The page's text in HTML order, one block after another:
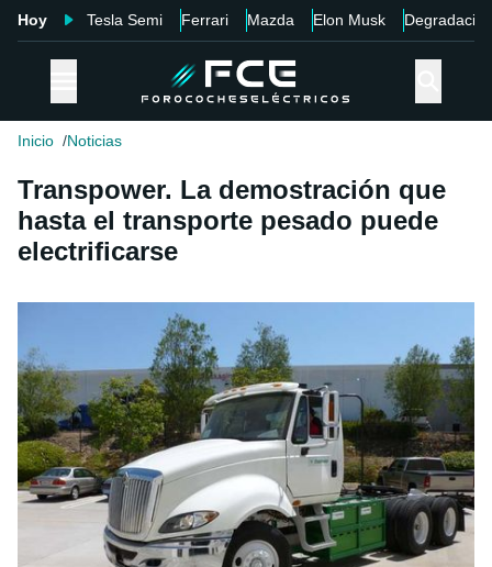
Hoy Tesla Semi Ferrari Mazda Elon Musk Degradación
Inicio Noticias
Transpower. La demostración que
hasta el transporte pesado puede
electrificarse